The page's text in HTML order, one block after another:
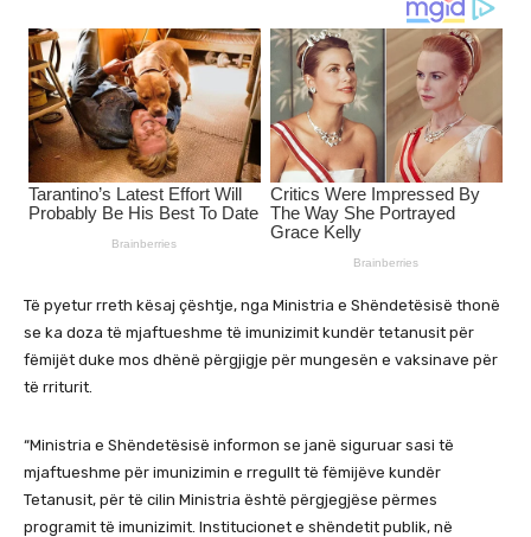
Të pyetur rreth kësaj çështje, nga Ministria e Shëndetësisë thonë
se ka doza të mjaftueshme të imunizimit kundër tetanusit për
fëmijët duke mos dhënë përgjigje për mungesën e vaksinave për
të rriturit.
“Ministria e Shëndetësisë informon se janë siguruar sasi të
mjaftueshme për imunizimin e rregullt të fëmijëve kundër
Tetanusit, për të cilin Ministria është përgjegjëse përmes
programit të imunizimit. Institucionet e shëndetit publik, në